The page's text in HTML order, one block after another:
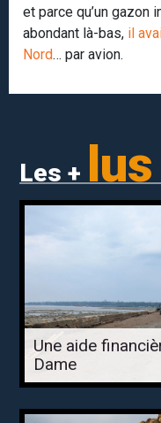
et parce qu’un gazon
abondant là-bas, il
Nord… par avion.
Les + lus
Une aide
Dame